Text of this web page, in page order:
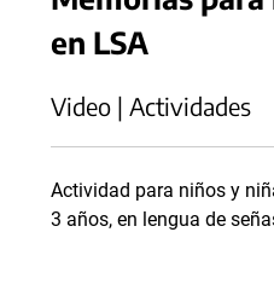
en LSA
Video | Actividades
Actividad para niños y
3 años, en lengua de